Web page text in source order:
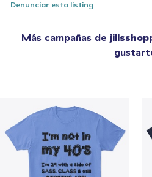
Denunciar esta listing
Más campañas de